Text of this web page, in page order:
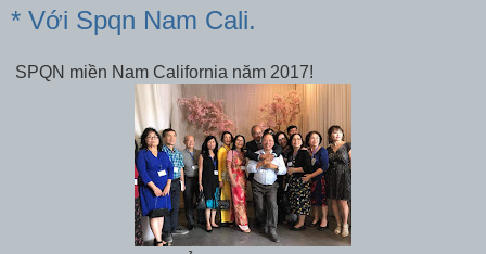
* Với Spqn Nam Cali.
SPQN miền Nam California năm 2017!